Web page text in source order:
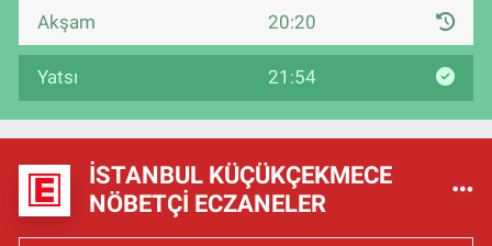
Akşam 20:20
Yatsı 21:54
İSTANBUL KÜÇÜKÇEKMECE
NÖBETÇI ECZANELER